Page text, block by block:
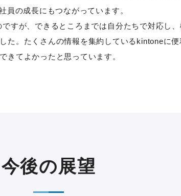
の成長にもつながっています。
すが、できるところまでは自分たちで対応し
た。たくさんの情報を集約しているkintoneに
きてよかったと思っています。
今後の展望